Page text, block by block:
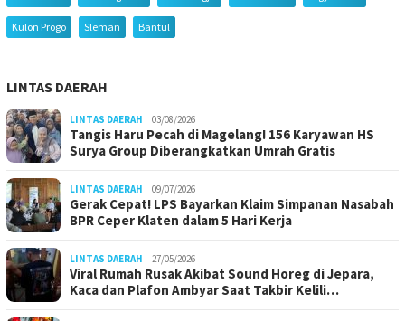
Kulon Progo Sleman Bantul
LINTAS DAERAH
LINTAS DAERAH 03/08/2026
Tangis Haru Pecah di Magelang! 156 Karyawan HS
Surya Group Diberangkatkan Umrah Gratis
LINTAS DAERAH 09/07/2026
Gerak Cepat! LPS Bayarkan Klaim Simpanan Nasabah
BPR Ceper Klaten dalam 5 Hari Kerja
LINTAS DAERAH 27/05/2026
Viral Rumah Rusak Akibat Sound Horeg di Jepara,
Kaca dan Plafon Ambyar Saat Takbir Kelili…